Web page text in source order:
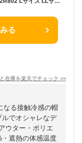
る
在庫を楽天でチェック >>
なる接触冷感の帽
でオシャレなデ
ウター・ポリエ
遮熱の体感温度